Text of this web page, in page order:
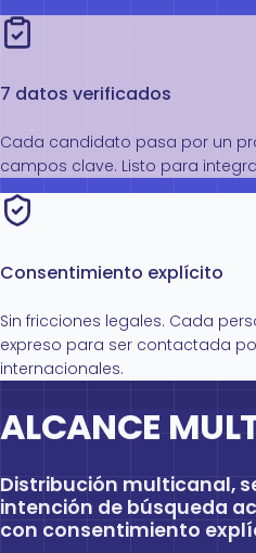
7 datos verificados
Cada candidato pasa por un
campos clave. Listo para
Consentimiento explícito
Sin fricciones legales. Cada
expreso para ser contactada
internacionales.
ALCANCE
Distribución multicanal,
intención de búsqueda
con consentimiento